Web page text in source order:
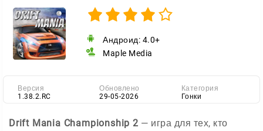
Андроид: 4.0+
Maple Media
Версия
1.38.2.RC
Обновлено
29-05-2026
Категория
Гонки
Drift Mania Championship 2 — игра для тех, кто